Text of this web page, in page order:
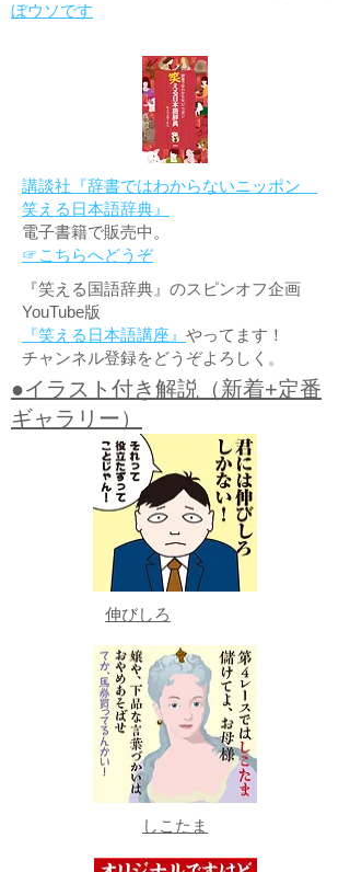
ぼウソです
講談社『辞書ではわからないニッポン
笑える日本語辞典』
電子書籍で販売中。
☞こちらへどうぞ
『笑える国語辞典』のスピンオフ企画
YouTube版
『笑える日本語講座』 やってます！
チャンネル登録をどうぞよろしく。
●イラスト付き解説（新着+定番
ギャラリー）
伸びしろ
しこたま